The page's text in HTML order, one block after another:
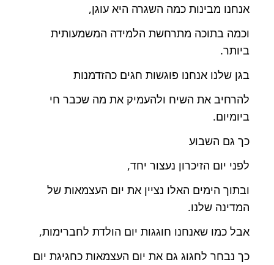
אנחנו מבינות כמה השגרה היא עוגן,
וכמה בתוכה מתרחשת הלמידה המשמעותית
ביותר.
בגן שלנו אנחנו פוגשות חגים כהזדמנות
להרחיב את השיח ולהעמיק את מה שכבר חי
ביומיום.
כך גם השבוע
לפני יום הזיכרון נעצור יחד,
ובתוך הימים האלו נציין את יום העצמאות של
המדינה שלנו.
אבל כמו שאנחנו חוגגות יום הולדת לחברימות,
כך נבחר לחגוג גם את יום העצמאות כחגיגת יום